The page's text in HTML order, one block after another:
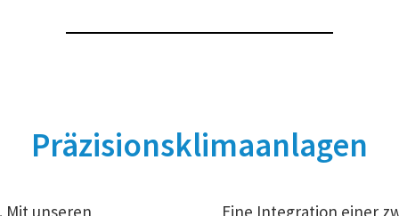
Präzisionsklimaanlagen
Mit unseren
Eine Integration einer